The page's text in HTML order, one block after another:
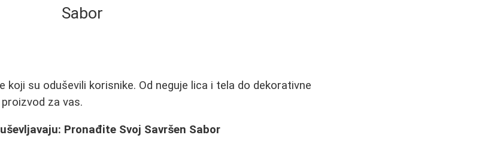
Sabor
su oduševili korisnike. Od neguje lica i tela do dekorativne
za vas.
Pronađite Svoj Savršen Sabor